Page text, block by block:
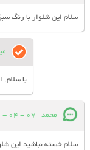
سلام این شلوار با رنگ
با سلام.
محمد 07 - 04 - 1396
سلام خسته نباشید این